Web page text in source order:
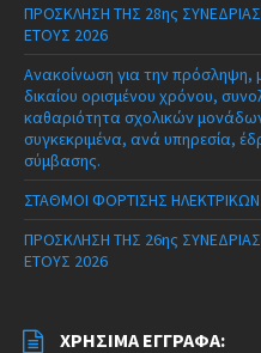
ΠΡΟΣΚΛΗΣΗ ΤΗΣ 28ης
ΕΤΟΥΣ 2026
Ανακοίνωση για την πρόσληψη,
δικαίου ορισμένου χρόνου,
καθαριότητα σχολικών
συγκεκριμένα, ανά υπηρεσία,
σύμβασης.
ΣΤΑΘΜΟΙ ΦΟΡΤΙΣΗΣ
ΠΡΟΣΚΛΗΣΗ ΤΗΣ 26ης
ΕΤΟΥΣ 2026
ΧΡΉΣΙΜΑ ΈΓΓΡΑΦΑ: